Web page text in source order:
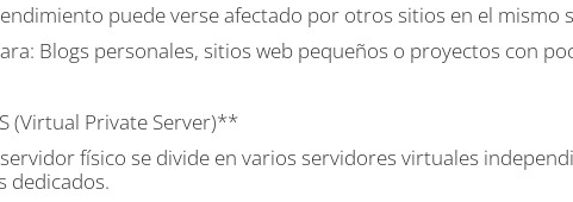
puede verse afectado por otros sitios en el mismo
Blogs personales, sitios web pequeños o proyectos con
(Virtual Private Server)**
físico se divide en varios servidores virtuales
dedicados.